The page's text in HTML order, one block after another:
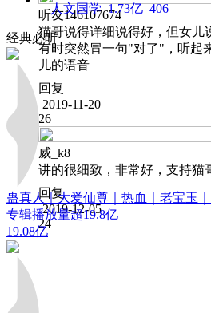
听友146107674
猫哥说得详细说得好，但女儿
有时突然冒一句"对了"，听起
儿的语音
回复
2019-11-20
26
威_k8
讲的很细致，非常好，支持猫
回复
2019-12-05
24
人文国学 1.73亿 406
经典必听
蛊真人｜大爱仙尊｜热血｜老宝玉
专辑播放量超19.8亿
19.08亿